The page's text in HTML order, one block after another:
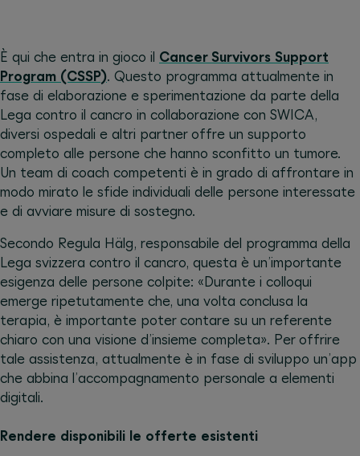
È qui che entra in gioco il Cancer Survivors Support
Program (CSSP). Questo programma attualmente in
fase di elaborazione e sperimentazione da parte della
Lega contro il cancro in collaborazione con SWICA,
diversi ospedali e altri partner offre un supporto
completo alle persone che hanno sconfitto un tumore.
Un team di coach competenti è in grado di affrontare in
modo mirato le sfide individuali delle persone interessate
e di avviare misure di sostegno.
Secondo Regula Hälg, responsabile del programma della
Lega svizzera contro il cancro, questa è un’importante
esigenza delle persone colpite: «Durante i colloqui
emerge ripetutamente che, una volta conclusa la
terapia, è importante poter contare su un referente
chiaro con una visione d’insieme completa». Per offrire
tale assistenza, attualmente è in fase di sviluppo un’app
che abbina l’accompagnamento personale a elementi
digitali.
Rendere disponibili le offerte esistenti